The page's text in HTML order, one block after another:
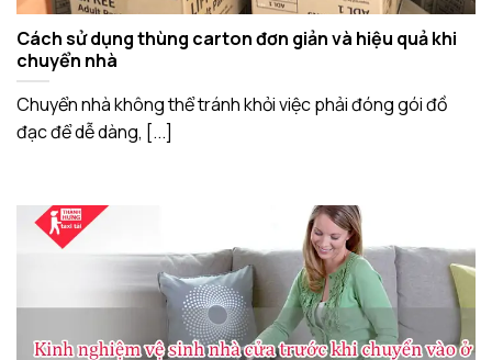
Cách sử dụng thùng carton đơn giản và hiệu quả khi
chuyển nhà
Chuyển nhà không thể tránh khỏi việc phải đóng gói đồ
đạc để dễ dàng, [...]